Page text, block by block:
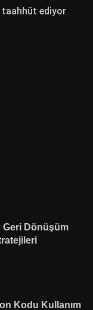
taahhüt ediyor.
Geri Dönüşüm
Kodu Kullanım